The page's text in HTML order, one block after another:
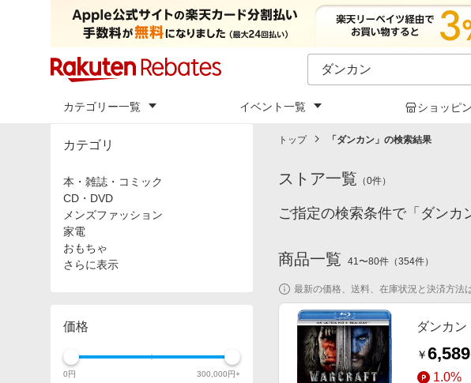
カテゴリー一覧 イベント一覧 ショッピ
カテゴリ
本・雑誌・コミック
CD・DVD
メンズファッション
家電
おもちゃ
さらに表示
価格
0円 300,000円+
トップ 「 ダンカン 」の検索結果
ストア一覧 （0件）
ご指定の検索条件で「ダンカ
商品一覧 41〜80件 （354件）
最新の価格、送料、在庫状況と決済方法
ダンカ
￥6,589
1.0%